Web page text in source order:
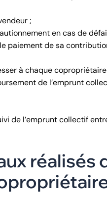
;
en cas de
paiement de sa
à chaque
de l’emprunt
de l’emprunt collectif
réalisés